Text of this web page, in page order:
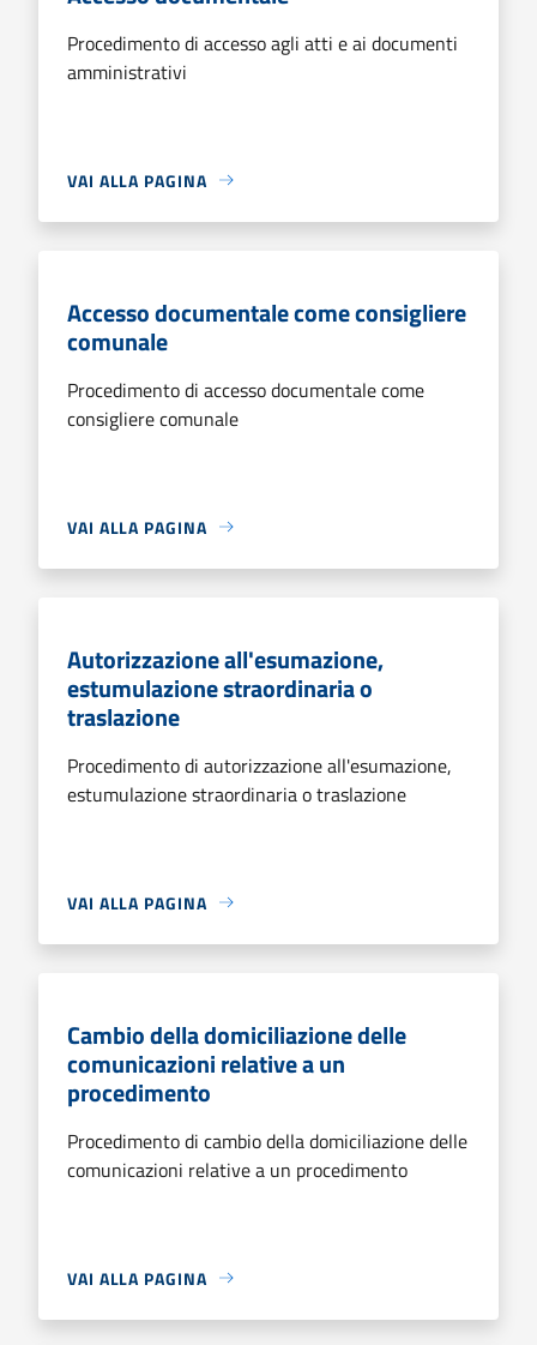
Procedimento di accesso agli atti e ai documenti
amministrativi
VAI ALLA PAGINA
Accesso documentale come consigliere
comunale
Procedimento di accesso documentale come
consigliere comunale
VAI ALLA PAGINA
Autorizzazione all'esumazione,
estumulazione straordinaria o
traslazione
Procedimento di autorizzazione all'esumazione,
estumulazione straordinaria o traslazione
VAI ALLA PAGINA
Cambio della domiciliazione delle
comunicazioni relative a un
procedimento
Procedimento di cambio della domiciliazione delle
comunicazioni relative a un procedimento
VAI ALLA PAGINA